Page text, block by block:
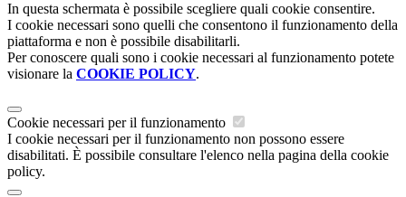
In questa schermata è possibile scegliere quali cookie consentire.
I cookie necessari sono quelli che consentono il funzionamento della
piattaforma e non è possibile disabilitarli.
Per conoscere quali sono i cookie necessari al funzionamento potete
visionare la COOKIE POLICY.
Cookie necessari per il funzionamento
I cookie necessari per il funzionamento non possono essere
disabilitati. È possibile consultare l'elenco nella pagina della cookie
policy.